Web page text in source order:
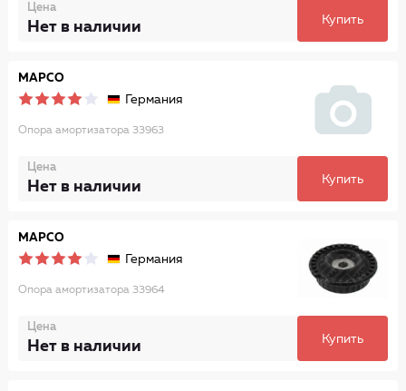
Цена
Нет в наличии Купить
MAPCO
Германия
Опора амортизатора 33963
Цена
Нет в наличии Купить
MAPCO
Германия
Опора амортизатора 33964
Цена
Нет в наличии Купить